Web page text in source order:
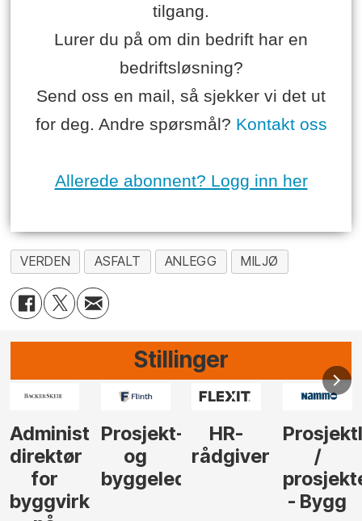
tilgang.
Lurer du på om din bedrift har en
bedriftsløsning?
Send oss en mail, så sjekker vi det ut
for deg. Andre spørsmål? Kontakt oss
Allerede abonnent? Logg inn her
VERDEN ASFALT ANLEGG MILJØ
Stillinger
HR-
rådgiver
Prosjektleder
/
prosjekteringsleder
Vi
behøver
elektrofagfolk
Anlegg
søker
Elektro